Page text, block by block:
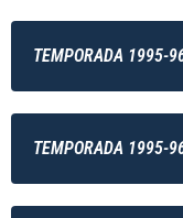
TEMPORADA 1995-
TEMPORADA 1995-